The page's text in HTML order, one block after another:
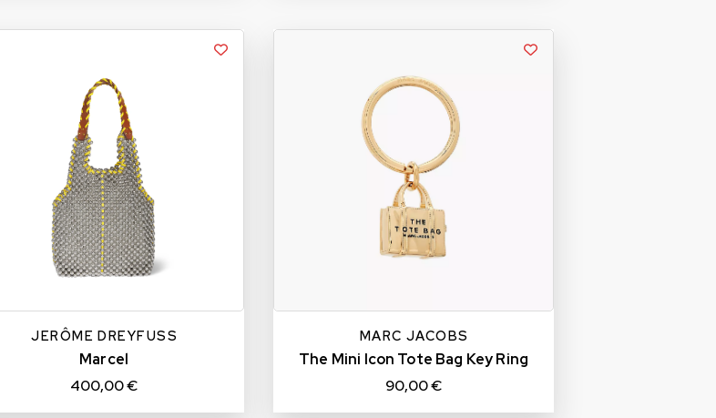
JERÔME DREYFUSS
Marcel
400,00 €
MARC JACOBS
The Mini Icon Tote Bag Key Ring
90,00 €